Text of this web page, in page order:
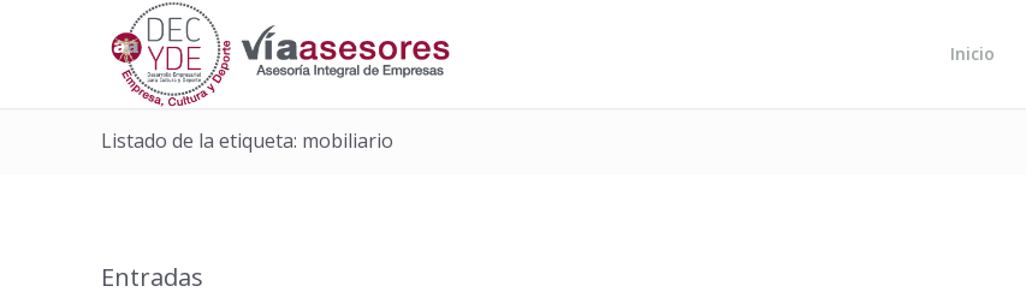
Inicio
Listado de la etiqueta: mobiliario
Entradas